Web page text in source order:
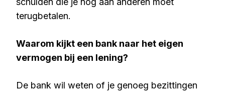
terugbetalen.
Waarom kijkt een bank naar het eigen
vermogen bij een lening?
De bank wil weten of je genoeg bezittingen